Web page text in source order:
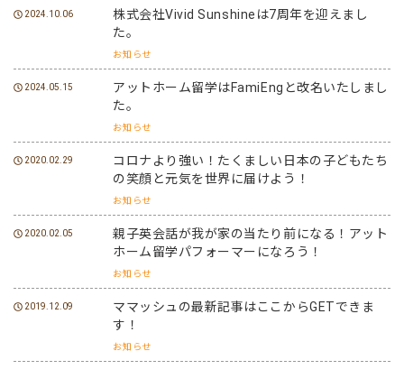
2024.10.06
株式会社Vivid Sunshineは7周年を迎えまし
た。
お知らせ
2024.05.15
アットホーム留学はFamiEngと改名いたしまし
た。
お知らせ
2020.02.29
コロナより強い！たくましい日本の子どもたち
の笑顔と元気を世界に届けよう！
お知らせ
2020.02.05
親子英会話が我が家の当たり前になる！アット
ホーム留学パフォーマーになろう！
お知らせ
2019.12.09
ママッシュの最新記事はここからGETできま
す！
お知らせ